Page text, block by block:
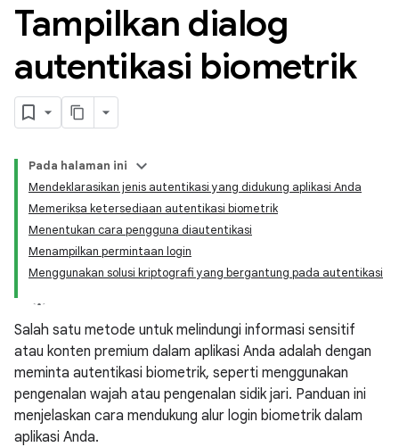
Tampilkan dialog
autentikasi biometrik
Pada halaman ini
Mendeklarasikan jenis autentikasi yang didukung aplikasi Anda
Memeriksa ketersediaan autentikasi biometrik
Menentukan cara pengguna diautentikasi
Menampilkan permintaan login
Menggunakan solusi kriptografi yang bergantung pada autentikasi
Salah satu metode untuk melindungi informasi sensitif
atau konten premium dalam aplikasi Anda adalah dengan
meminta autentikasi biometrik, seperti menggunakan
pengenalan wajah atau pengenalan sidik jari. Panduan ini
menjelaskan cara mendukung alur login biometrik dalam
aplikasi Anda.